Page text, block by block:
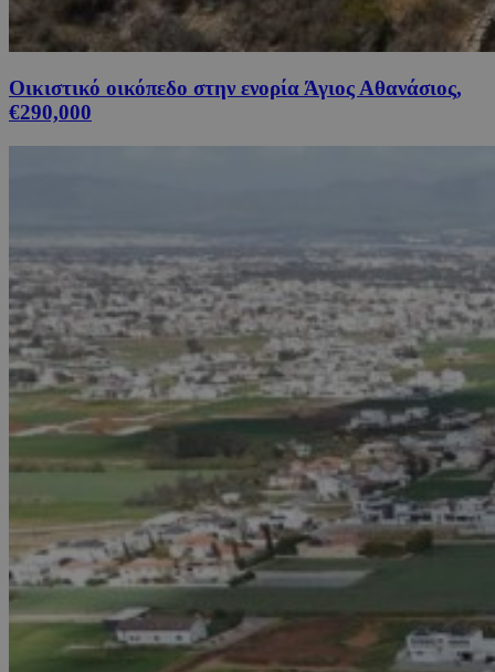
Οικιστικό οικόπεδο στην ενορία Άγιος Αθανάσιος,
€290,000